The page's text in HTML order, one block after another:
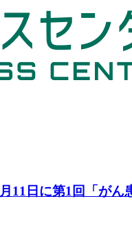
11日に第1回「が